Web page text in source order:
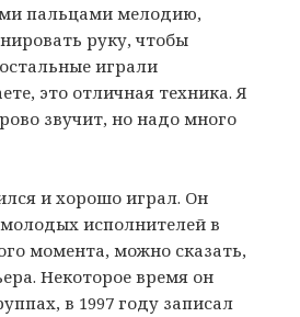
пальцами мелодию,
руку, чтобы
играли
это отличная техника. Я
звучит, но надо много
и хорошо играл. Он
исполнителей в
момента, можно сказать,
Некоторое время он
в 1997 году записал